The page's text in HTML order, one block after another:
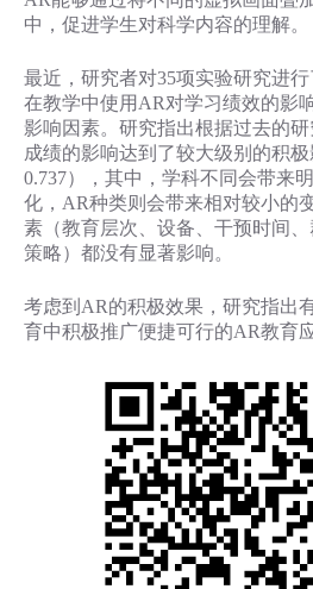
中，促进学生对科学内容的理解。
最近，研究者对35项实验研究进
在教学中使用AR对学习绩效的影
影响因素。研究指出根据过去的
成绩的影响达到了较大级别的积
0.737），其中，学科不同会带来
化，AR种类则会带来相对较小的
素（教育层次、设备、干预时间
策略）都没有显著影响。
考虑到AR的积极效果，研究指出
育中积极推广便捷可行的AR教育应